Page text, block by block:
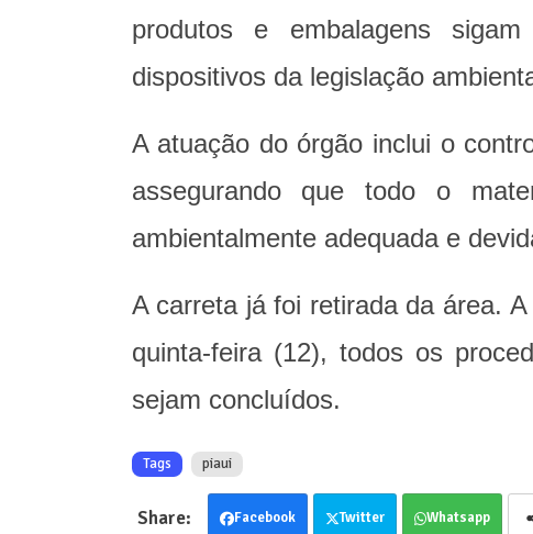
produtos e embalagens
dispositivos da legislação
A atuação do órgão inclui o
assegurando que todo o
ambientalmente adequada e
A carreta já foi retirada da área.
quinta-feira (12), todos os
sejam concluídos.
Tags piaui
Facebook Twitter Whatsapp